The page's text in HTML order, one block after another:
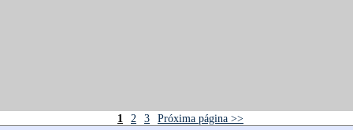
1 2 3 Próxima página >>